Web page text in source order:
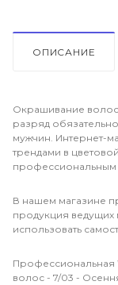
ОПИСАНИЕ
Окрашивание
разряд
мужчин. Интернет-
трендами в
В нашем магазине
продукция
использовать
Профессиональная
волос - 7/03 -